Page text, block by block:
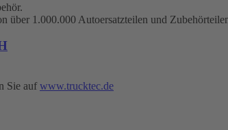
über 1.000.000 Autoersatzteilen und
Sie auf www.trucktec.de